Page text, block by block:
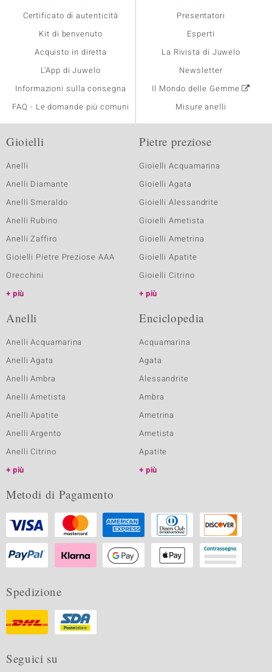
Certificato di autenticità
Kit di benvenuto
Acquisto in diretta
L'App di Juwelo
Informazioni sulla consegna
FAQ - Le domande più comuni
Presentatori
Esperti
La Rivista di Juwelo
Newsletter
Il Mondo delle Gemme
Misure anelli
Gioielli
Anelli
Anelli Diamante
Anelli Smeraldo
Anelli Rubino
Anelli Zaffiro
Gioielli Pietre Preziose AAA
Orecchini
più
Pietre preziose
Gioielli Acquamarina
Gioielli Agata
Gioielli Alessandrite
Gioielli Ametista
Gioielli Ametrina
Gioielli Apatite
Gioielli Citrino
più
Anelli
Anelli Acquamarina
Anelli Agata
Anelli Ambra
Anelli Ametista
Anelli Apatite
Anelli Argento
Anelli Citrino
più
Enciclopedia
Acquamarina
Agata
Alessandrite
Ambra
Ametrina
Ametista
Apatite
più
Metodi di Pagamento
Spedizione
Seguici su